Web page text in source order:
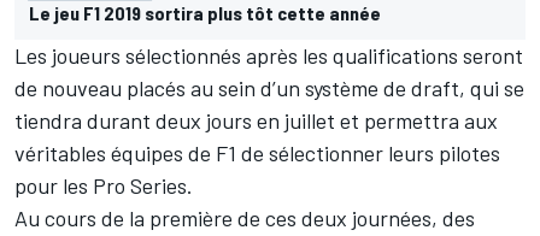
Le jeu F1 2019 sortira plus tôt cette année
Les joueurs sélectionnés après les qualifications seront
de nouveau placés au sein d’un système de draft, qui se
tiendra durant deux jours en juillet et permettra aux
véritables équipes de F1 de sélectionner leurs pilotes
pour les Pro Series.
Au cours de la première de ces deux journées, des